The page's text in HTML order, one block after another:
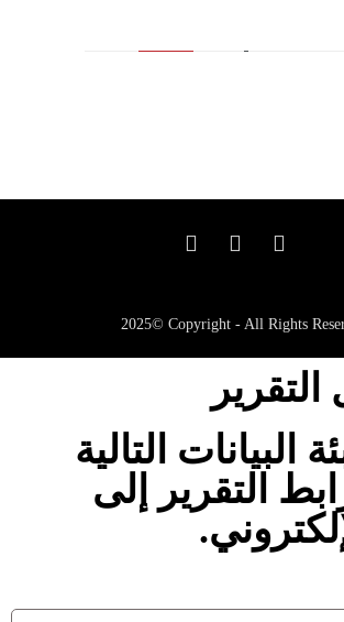
2025© Copyright - All Rights
البيانات التالية
التقرير إلى